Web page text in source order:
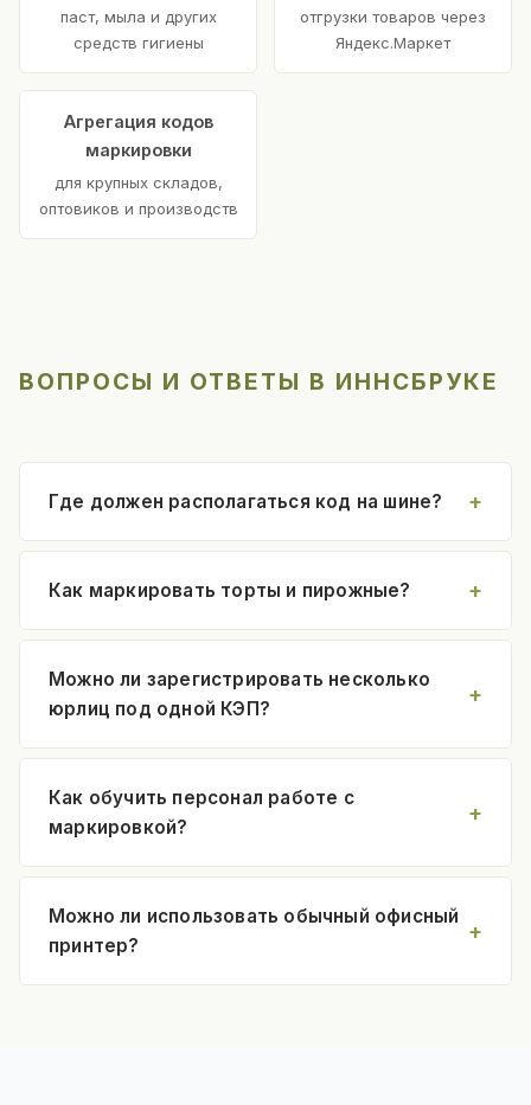
паст, мыла и других
средств гигиены
отгрузки товаров через
Яндекс.Маркет
Агрегация кодов
маркировки
для крупных складов,
оптовиков и производств
ВОПРОСЫ И ОТВЕТЫ В ИННСБРУКЕ
Где должен располагаться код на шине?
Как маркировать торты и пирожные?
Можно ли зарегистрировать несколько
юрлиц под одной КЭП?
Как обучить персонал работе с
маркировкой?
Можно ли использовать обычный офисный
принтер?